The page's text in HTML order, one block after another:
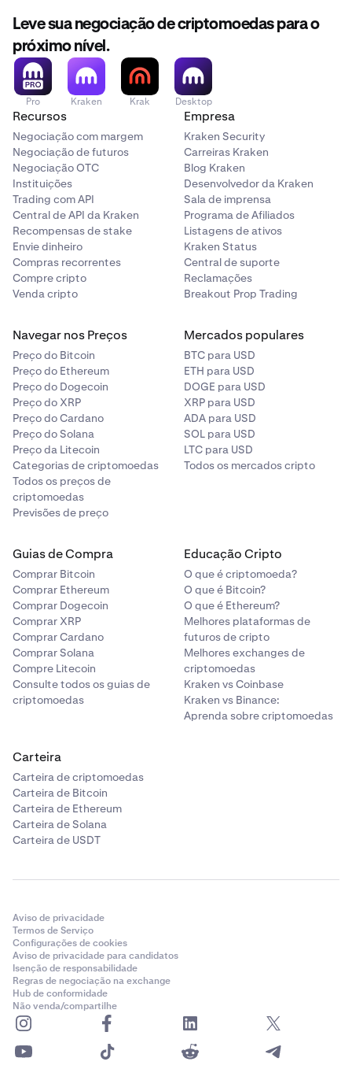
Leve sua negociação de criptomoedas para o
próximo nível.
Pro Kraken Krak Desktop
Recursos
Negociação com margem
Negociação de futuros
Negociação OTC
Instituições
Trading com API
Central de API da Kraken
Recompensas de stake
Envie dinheiro
Compras recorrentes
Compre cripto
Venda cripto
Empresa
Kraken Security
Carreiras Kraken
Blog Kraken
Desenvolvedor da Kraken
Sala de imprensa
Programa de Afiliados
Listagens de ativos
Kraken Status
Central de suporte
Reclamações
Breakout Prop Trading
Navegar nos Preços
Preço do Bitcoin
Preço do Ethereum
Preço do Dogecoin
Preço do XRP
Preço do Cardano
Preço do Solana
Preço da Litecoin
Categorias de criptomoedas
Todos os preços de
criptomoedas
Previsões de preço
Mercados populares
BTC para USD
ETH para USD
DOGE para USD
XRP para USD
ADA para USD
SOL para USD
LTC para USD
Todos os mercados cripto
Guias de Compra
Comprar Bitcoin
Comprar Ethereum
Comprar Dogecoin
Comprar XRP
Comprar Cardano
Comprar Solana
Compre Litecoin
Consulte todos os guias de
criptomoedas
Educação Cripto
O que é criptomoeda?
O que é Bitcoin?
O que é Ethereum?
Melhores plataformas de
futuros de cripto
Melhores exchanges de
criptomoedas
Kraken vs Coinbase
Kraken vs Binance:
Aprenda sobre criptomoedas
Carteira
Carteira de criptomoedas
Carteira de Bitcoin
Carteira de Ethereum
Carteira de Solana
Carteira de USDT
Aviso de privacidade
Termos de Serviço
Configurações de cookies
Aviso de privacidade para candidatos
Isenção de responsabilidade
Regras de negociação na exchange
Hub de conformidade
Não venda/compartilhe